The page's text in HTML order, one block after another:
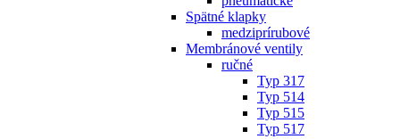
Spätné klapky
medziprírubové
Membránové ventily
ručné
Typ 317
Typ 514
Typ 515
Typ 517